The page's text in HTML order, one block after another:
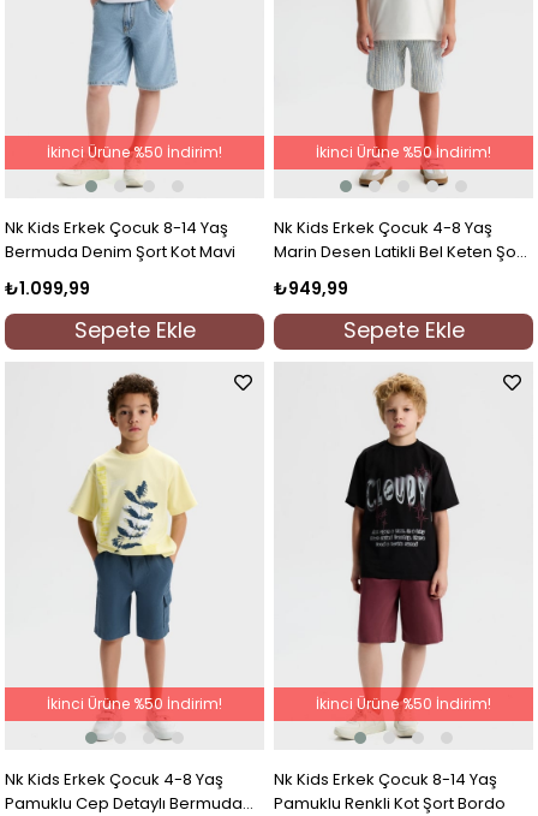
Nk Kids Erkek Çocuk 8-14 Yaş
Bermuda Denim Şort Kot Mavi
₺1.099,99
Sepete Ekle
İkinci Ürüne %50 İndirim!
Nk Kids Erkek Çocuk 4-8 Yaş
Marin Desen Latikli Bel Keten Şort
Mavi
₺949,99
Sepete Ekle
İkinci Ürüne %50 İndirim!
Nk Kids Erkek Çocuk 4-8 Yaş
Pamuklu Cep Detaylı Bermuda
İkinci Ürüne %50 İndirim!
Nk Kids Erkek Çocuk 8-14 Yaş
Pamuklu Renkli Kot Şort Bordo
İkinci Ürüne %50 İndirim!